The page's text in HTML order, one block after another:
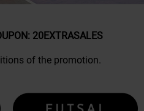
20EXTRASALES
of the promotion.